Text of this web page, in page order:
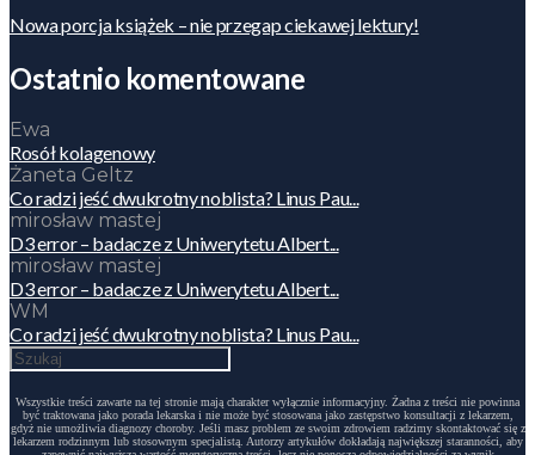
Nowa porcja książek – nie przegap ciekawej lektury!
Ostatnio komentowane
Ewa
Rosół kolagenowy
Żaneta Geltz
Co radzi jeść dwukrotny noblista? Linus Pau...
mirosław mastej
D3 error – badacze z Uniwerytetu Albert...
mirosław mastej
D3 error – badacze z Uniwerytetu Albert...
WM
Co radzi jeść dwukrotny noblista? Linus Pau...
Wszystkie treści zawarte na tej stronie mają charakter wyłącznie informacyjny. Żadna z treści nie powinna
być traktowana jako porada lekarska i nie może być stosowana jako zastępstwo konsultacji z lekarzem,
gdyż nie umożliwia diagnozy choroby. Jeśli masz problem ze swoim zdrowiem radzimy skontaktować się z
lekarzem rodzinnym lub stosownym specjalistą. Autorzy artykułów dokładają największej staranności, aby